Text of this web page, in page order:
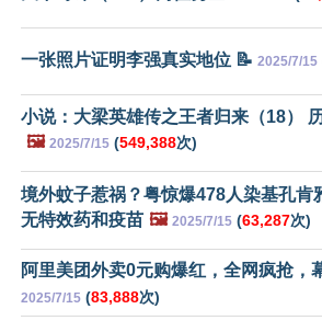
一张照片证明李强真实地位 📝 2025/7/15
小说：大梁英雄传之王者归来（18）
🖼️ 2025/7/15 (549,388次)
境外蚊子惹祸？粤惊爆478人染基孔肯
无特效药和疫苗 🖼️ 2025/7/15 (63,287次)
阿里美团外卖0元购爆红，全网疯抢，
2025/7/15 (83,888次)